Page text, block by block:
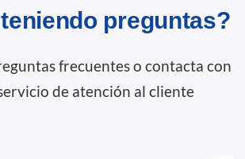
preguntas?
frecuentes o contacta con
de atención al cliente